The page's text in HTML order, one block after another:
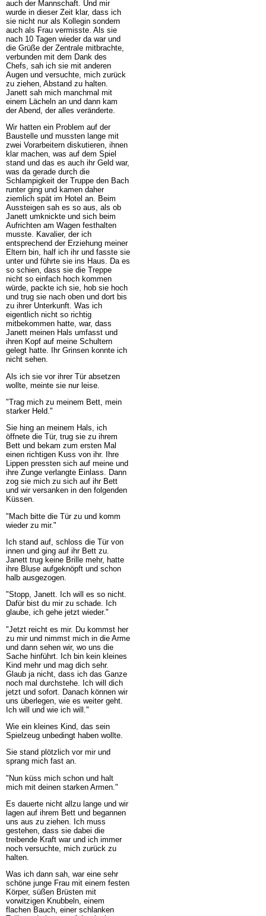
auch der Mannschaft. Und mir
wurde in dieser Zeit klar, dass ich
sie nicht nur als Kollegin sondern
auch als Frau vermisste. Als sie
nach 10 Tagen wieder da war und
die Grüße der Zentrale mitbrachte,
verbunden mit dem Dank des
Chefs, sah ich sie mit anderen
Augen und versuchte, mich zurück
zu ziehen, Abstand zu halten.
Janett sah mich manchmal mit
einem Lächeln an und dann kam
der Abend, der alles veränderte.
Wir hatten ein Problem auf der
Baustelle und mussten lange mit
zwei Vorarbeitern diskutieren, ihnen
klar machen, was auf dem Spiel
stand und das es auch ihr Geld war,
was da gerade durch die
Schlampigkeit der Truppe den Bach
runter ging und kamen daher
ziemlich spät im Hotel an. Beim
Aussteigen sah es so aus, als ob
Janett umknickte und sich beim
Aufrichten am Wagen festhalten
musste. Kavalier, der ich
entsprechend der Erziehung meiner
Eltern bin, half ich ihr und fasste sie
unter und führte sie ins Haus. Da es
so schien, dass sie die Treppe
nicht so einfach hoch kommen
würde, packte ich sie, hob sie hoch
und trug sie nach oben und dort bis
zu ihrer Unterkunft. Was ich
eigentlich nicht so richtig
mitbekommen hatte, war, dass
Janett meinen Hals umfasst und
ihren Kopf auf meine Schultern
gelegt hatte. Ihr Grinsen konnte ich
nicht sehen.
Als ich sie vor ihrer Tür absetzen
wollte, meinte sie nur leise.
"Trag mich zu meinem Bett, mein
starker Held."
Sie hing an meinem Hals, ich
öffnete die Tür, trug sie zu ihrem
Bett und bekam zum ersten Mal
einen richtigen Kuss von ihr. Ihre
Lippen pressten sich auf meine und
ihre Zunge verlangte Einlass. Dann
zog sie mich zu sich auf ihr Bett
und wir versanken in den folgenden
Küssen.
"Mach bitte die Tür zu und komm
wieder zu mir."
Ich stand auf, schloss die Tür von
innen und ging auf ihr Bett zu.
Janett trug keine Brille mehr, hatte
ihre Bluse aufgeknöpft und schon
halb ausgezogen.
"Stopp, Janett. Ich will es so nicht.
Dafür bist du mir zu schade. Ich
glaube, ich gehe jetzt wieder."
"Jetzt reicht es mir. Du kommst her
zu mir und nimmst mich in die Arme
und dann sehen wir, wo uns die
Sache hinführt. Ich bin kein kleines
Kind mehr und mag dich sehr.
Glaub ja nicht, dass ich das Ganze
noch mal durchstehe. Ich will dich
jetzt und sofort. Danach können wir
uns überlegen, wie es weiter geht.
Ich will und wie ich will."
Wie ein kleines Kind, das sein
Spielzeug unbedingt haben wollte.
Sie stand plötzlich vor mir und
sprang mich fast an.
"Nun küss mich schon und halt
mich mit deinen starken Armen."
Es dauerte nicht allzu lange und wir
lagen auf ihrem Bett und begannen
uns aus zu ziehen. Ich muss
gestehen, dass sie dabei die
treibende Kraft war und ich immer
noch versuchte, mich zurück zu
halten.
Was ich dann sah, war eine sehr
schöne junge Frau mit einem festen
Körper, süßen Brüsten mit
vorwitzigen Knubbeln, einem
flachen Bauch, einer schlanken